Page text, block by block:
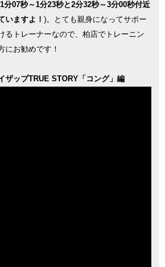
1分07秒～1分23秒と2分32秒～3分00秒付近
いますよ！ )。とても親身になってサポー
るトレーナーなので、柏店でトレーニン
にお勧めです！
ザップTRUE STORY「コング」編